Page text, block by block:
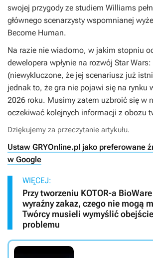
swojej przygody ze studiem Williams
głównego scenarzysty wspomnianej
Become Human.
Na razie nie wiadomo, w jakim stopniu
dewelopera wpłynie na rozwój Star
(niewykluczone, że jej scenariusz już
jednak to, że gra nie pojawi się na rynku
2026 roku. Musimy zatem uzbroić się w
oczekiwać kolejnych informacji z obozu
Dziękujemy za przeczytanie artykułu.
Ustaw GRYOnline.pl jako preferowane
w Google
WIĘCEJ:
Przy tworzeniu KOTOR-a
wyraźny zakaz, czego nie mogą
Twórcy musieli wymyślić
problemu